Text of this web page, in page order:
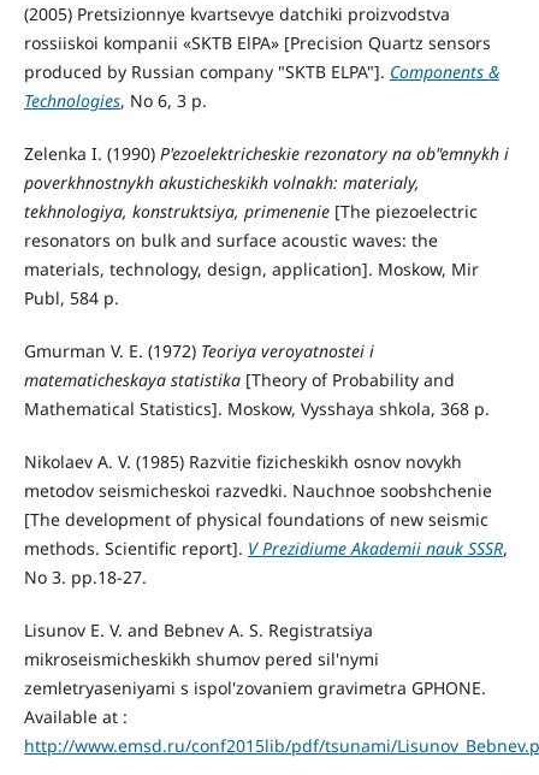
(2005) Pretsizionnye kvartsevye datchiki proizvodstva
rossiiskoi kompanii «SKTB ElPA» [Precision Quartz sensors
produced by Russian company "SKTB ELPA"]. Components &
Technologies, No 6, 3 p.
Zelenka I. (1990) P'ezoelektricheskie rezonatory na ob"emnykh i
poverkhnostnykh akusticheskikh volnakh: materialy,
tekhnologiya, konstruktsiya, primenenie[The piezoelectric
resonators on bulk and surface acoustic waves: the
materials, technology, design, application]. Moskow, Mir
Publ, 584 p.
Gmurman V. E. (1972) Teoriya veroyatnostei i
matematicheskaya statistika[Theory of Probability and
Mathematical Statistics]. Moskow, Vysshaya shkola, 368 p.
Nikolaev A. V. (1985) Razvitie fizicheskikh osnov novykh
metodov seismicheskoi razvedki. Nauchnoe soobshchenie
[The development of physical foundations of new seismic
methods. Scientific report]. V Prezidiume Akademii nauk SSSR,
No 3. pp.18-27.
Lisunov E. V. and Bebnev A. S. Registratsiya
mikroseismicheskikh shumov pered sil'nymi
zemletryaseniyami s ispol'zovaniem gravimetra GPHONE.
Available at :
http://www.emsd.ru/conf2015lib/pdf/tsunami/